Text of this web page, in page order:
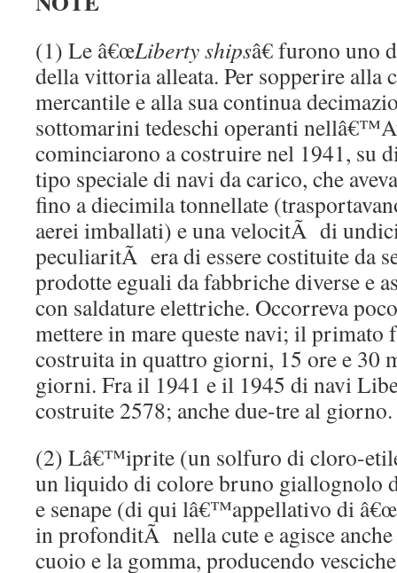
(1) Le â€œLiberty shipsâ€ furono uno
della vittoria alleata. Per sopperire alla
mercantile e alla sua continua
sottomarini tedeschi operanti
cominciarono a costruire nel 1941, su
tipo speciale di navi da carico, che
fino a diecimila tonnellate
aerei imballati) e una velocitÃ di
peculiaritÃ era di essere costituite da
prodotte eguali da fabbriche diverse e
con saldature elettriche. Occorreva
mettere in mare queste navi; il primato
costruita in quattro giorni, 15 ore e 30
giorni. Fra il 1941 e il 1945 di navi
costruite 2578; anche due-tre al giorno.
(2) Lâ€™iprite (un solfuro di cloro-
un liquido di colore bruno giallognolo
e senape (di qui lâ€™appellativo di
in profonditÃ nella cute e agisce
cuoio e la gomma, producendo